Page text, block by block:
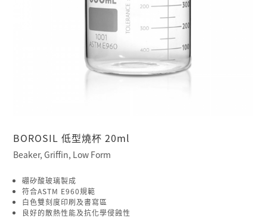
BOROSIL 低型燒杯 20ml
Beaker, Griffin, Low Form
硼矽酸玻璃製成
符合ASTM E960規範
白色雙刻度印刷及書寫區
良好的散熱性能及抗化學侵蝕性